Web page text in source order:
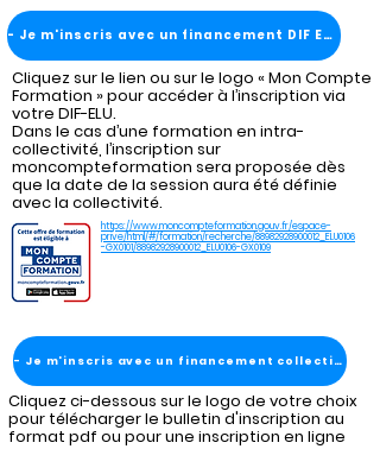
- Je m'inscris avec un financement DIF ELU
Cliquez sur le lien ou sur le logo « Mon Compte
Formation » pour accéder à l’inscription via
votre DIF-ELU.
Dans le cas d’une formation en intra-
collectivité, l’inscription sur
moncompteformation sera proposée dès
que la date de la session aura été définie
avec la collectivité.
https://www.moncompteformation.gouv.fr/espace-
prive/html/#/formation/recherche/88982928900012_ELU0106
-GX0101/88982928900012_ELU0106-GX0109
- Je m'inscris avec un financement collectivité
Cliquez ci-dessous sur le logo de votre choix
pour télécharger le bulletin d'inscription au
format pdf ou pour une inscription en ligne